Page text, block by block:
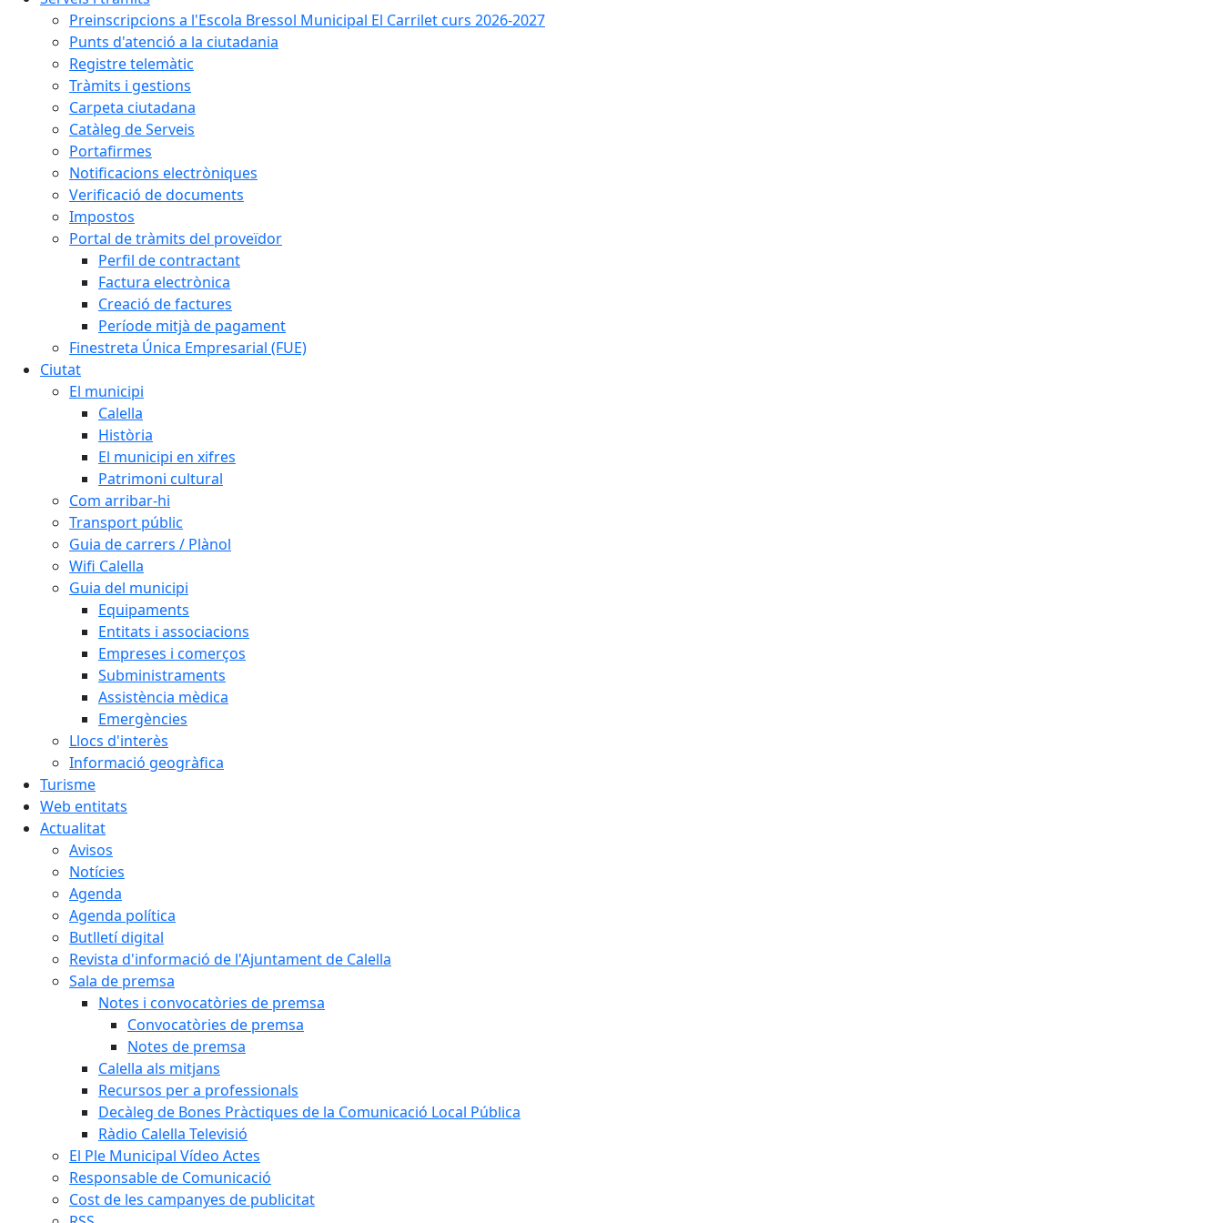
Preinscripcions a l'Escola Bressol Municipal El Carrilet curs 2026-2027
Punts d'atenció a la ciutadania
Registre telemàtic
Tràmits i gestions
Carpeta ciutadana
Catàleg de Serveis
Portafirmes
Notificacions electròniques
Verificació de documents
Impostos
Portal de tràmits del proveïdor
Perfil de contractant
Factura electrònica
Creació de factures
Període mitjà de pagament
Finestreta Única Empresarial (FUE)
Ciutat
El municipi
Calella
Història
El municipi en xifres
Patrimoni cultural
Com arribar-hi
Transport públic
Guia de carrers / Plànol
Wifi Calella
Guia del municipi
Equipaments
Entitats i associacions
Empreses i comerços
Subministraments
Assistència mèdica
Emergències
Llocs d'interès
Informació geogràfica
Turisme
Web entitats
Actualitat
Avisos
Notícies
Agenda
Agenda política
Butlletí digital
Revista d'informació de l'Ajuntament de Calella
Sala de premsa
Notes i convocatòries de premsa
Convocatòries de premsa
Notes de premsa
Calella als mitjans
Recursos per a professionals
Decàleg de Bones Pràctiques de la Comunicació Local Pública
Ràdio Calella Televisió
El Ple Municipal Vídeo Actes
Responsable de Comunicació
Cost de les campanyes de publicitat